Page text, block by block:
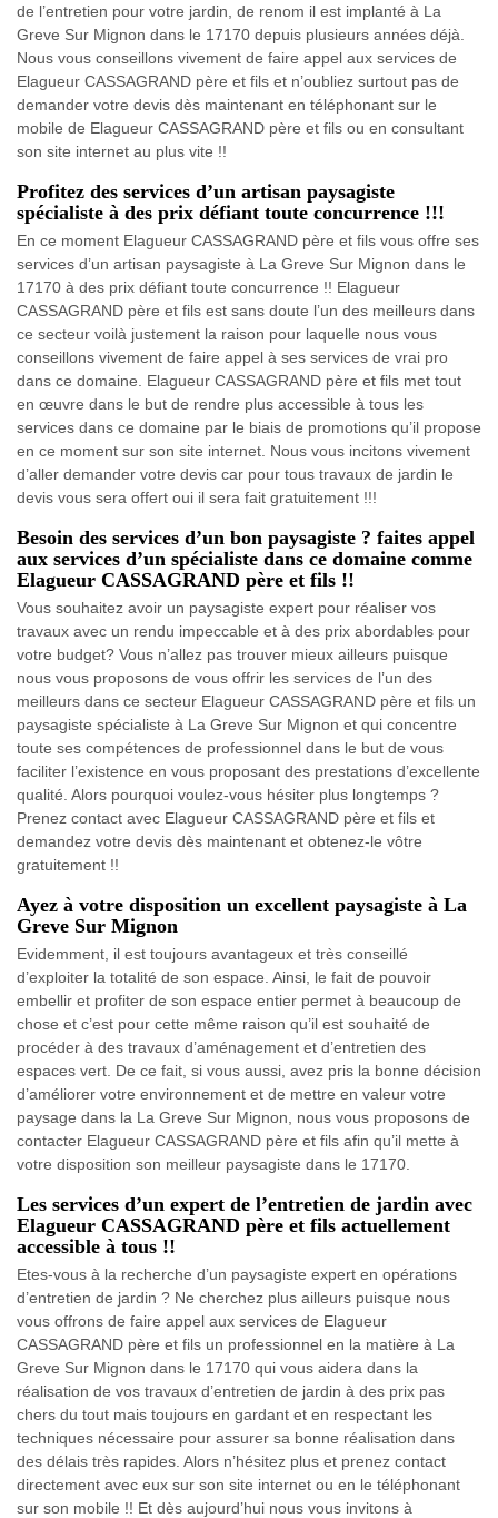
de l’entretien pour votre jardin, de renom il est implanté à La
Greve Sur Mignon dans le 17170 depuis plusieurs années déjà.
Nous vous conseillons vivement de faire appel aux services de
Elagueur CASSAGRAND père et fils et n’oubliez surtout pas de
demander votre devis dès maintenant en téléphonant sur le
mobile de Elagueur CASSAGRAND père et fils ou en consultant
son site internet au plus vite !!
Profitez des services d’un artisan paysagiste
spécialiste à des prix défiant toute concurrence !!!
En ce moment Elagueur CASSAGRAND père et fils vous offre ses
services d’un artisan paysagiste à La Greve Sur Mignon dans le
17170 à des prix défiant toute concurrence !! Elagueur
CASSAGRAND père et fils est sans doute l’un des meilleurs dans
ce secteur voilà justement la raison pour laquelle nous vous
conseillons vivement de faire appel à ses services de vrai pro
dans ce domaine. Elagueur CASSAGRAND père et fils met tout
en œuvre dans le but de rendre plus accessible à tous les
services dans ce domaine par le biais de promotions qu’il propose
en ce moment sur son site internet. Nous vous incitons vivement
d’aller demander votre devis car pour tous travaux de jardin le
devis vous sera offert oui il sera fait gratuitement !!!
Besoin des services d’un bon paysagiste ? faites appel
aux services d’un spécialiste dans ce domaine comme
Elagueur CASSAGRAND père et fils !!
Vous souhaitez avoir un paysagiste expert pour réaliser vos
travaux avec un rendu impeccable et à des prix abordables pour
votre budget? Vous n’allez pas trouver mieux ailleurs puisque
nous vous proposons de vous offrir les services de l’un des
meilleurs dans ce secteur Elagueur CASSAGRAND père et fils un
paysagiste spécialiste à La Greve Sur Mignon et qui concentre
toute ses compétences de professionnel dans le but de vous
faciliter l’existence en vous proposant des prestations d’excellente
qualité. Alors pourquoi voulez-vous hésiter plus longtemps ?
Prenez contact avec Elagueur CASSAGRAND père et fils et
demandez votre devis dès maintenant et obtenez-le vôtre
gratuitement !!
Ayez à votre disposition un excellent paysagiste à La
Greve Sur Mignon
Evidemment, il est toujours avantageux et très conseillé
d’exploiter la totalité de son espace. Ainsi, le fait de pouvoir
embellir et profiter de son espace entier permet à beaucoup de
chose et c’est pour cette même raison qu’il est souhaité de
procéder à des travaux d’aménagement et d’entretien des
espaces vert. De ce fait, si vous aussi, avez pris la bonne décision
d’améliorer votre environnement et de mettre en valeur votre
paysage dans la La Greve Sur Mignon, nous vous proposons de
contacter Elagueur CASSAGRAND père et fils afin qu’il mette à
votre disposition son meilleur paysagiste dans le 17170.
Les services d’un expert de l’entretien de jardin avec
Elagueur CASSAGRAND père et fils actuellement
accessible à tous !!
Etes-vous à la recherche d’un paysagiste expert en opérations
d’entretien de jardin ? Ne cherchez plus ailleurs puisque nous
vous offrons de faire appel aux services de Elagueur
CASSAGRAND père et fils un professionnel en la matière à La
Greve Sur Mignon dans le 17170 qui vous aidera dans la
réalisation de vos travaux d’entretien de jardin à des prix pas
chers du tout mais toujours en gardant et en respectant les
techniques nécessaire pour assurer sa bonne réalisation dans
des délais très rapides. Alors n’hésitez plus et prenez contact
directement avec eux sur son site internet ou en le téléphonant
sur son mobile !! Et dès aujourd’hui nous vous invitons à